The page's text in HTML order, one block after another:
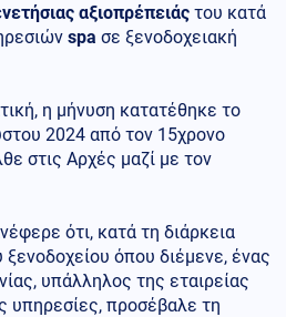
αξιοπρέπειάς του κατά
spa σε ξενοδοχειακή
η μήνυση κατατέθηκε το
2024 από τον 15χρονο
στις Αρχές μαζί με τον
ότι, κατά τη διάρκεια
όπου διέμενε, ένας
υπάλληλος της εταιρείας
υπηρεσίες, προσέβαλε τη